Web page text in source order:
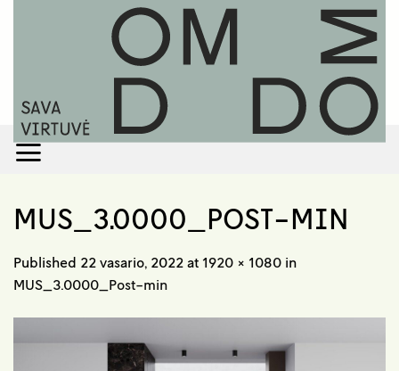
MUS_3.0000_POST-MIN
Published 22 vasario, 2022 at 1920 × 1080 in
MUS_3.0000_Post-min